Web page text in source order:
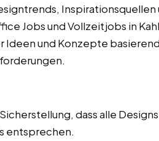
Jobs und Vollzeitjobs in
Ideen und Konzepte
dass alle
entsprechen.